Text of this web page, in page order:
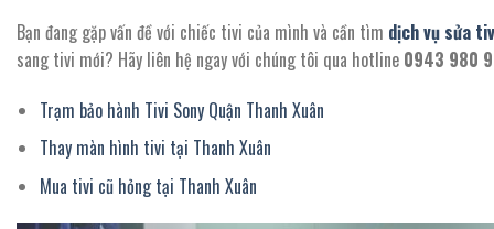
Bạn đang gặp vấn đề với chiếc tivi của mình và cần tìm dịch vụ sửa
sang tivi mới? Hãy liên hệ ngay với chúng tôi qua hotline 0943 980
Trạm bảo hành Tivi Sony Quận Thanh Xuân
Thay màn hình tivi tại Thanh Xuân
Mua tivi cũ hỏng tại Thanh Xuân